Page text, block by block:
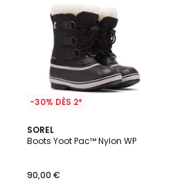
-30% DÈS 2*
SOREL
Boots Yoot Pac™ Nylon WP
90,00 €
5
/
3
Couleurs